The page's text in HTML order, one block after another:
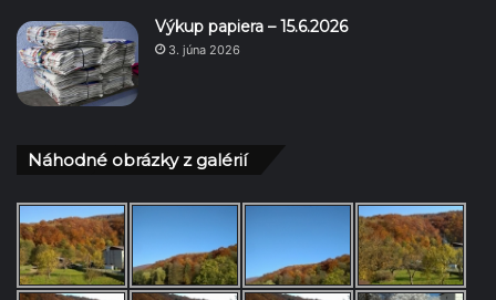
Výkup papiera – 15.6.2026
3. júna 2026
Náhodné obrázky z galérií